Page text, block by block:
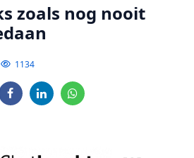
zoals nog nooit
1134